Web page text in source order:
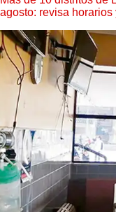
agosto: revisa